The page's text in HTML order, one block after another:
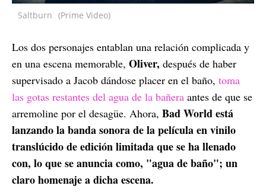
Saltburn (Prime Video)
Los dos personajes entablan una relación complicada y
en una escena memorable, Oliver, después de haber
supervisado a Jacob dándose placer en el baño, toma
las gotas restantes del agua de la bañera antes de que se
arremoline por el desagüe. Ahora, Bad World está
lanzando la banda sonora de la película en vinilo
translúcido de edición limitada que se ha llenado
con, lo que se anuncia como, "agua de baño"; un
claro homenaje a dicha escena.